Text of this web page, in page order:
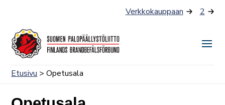
Verkkokauppaan 2
Etusivu > Opetusala